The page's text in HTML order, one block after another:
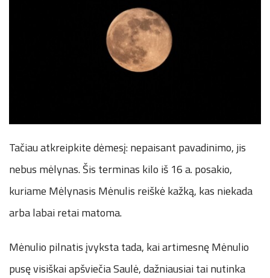
Tačiau atkreipkite dėmesį: nepaisant pavadinimo, jis
nebus mėlynas. Šis terminas kilo iš 16 a. posakio,
kuriame Mėlynasis Mėnulis reiškė kažką, kas niekada
arba labai retai matoma.
Mėnulio pilnatis įvyksta tada, kai artimesnę Mėnulio
pusę visiškai apšviečia Saulė, dažniausiai tai nutinka